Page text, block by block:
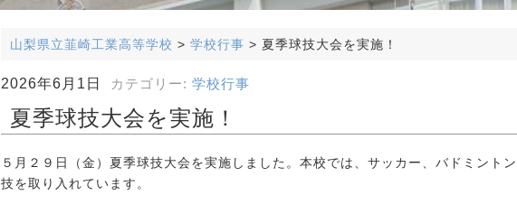
山梨県立韮崎工業高等学校 > 学校行事 > 夏季球技大会を実施！
2026年6月1日 カテゴリー: 学校行事
夏季球技大会を実施！
５月２９日（金）夏季球技大会を実施しました。本校では、サッカー、バドミント
技を取り入れています。